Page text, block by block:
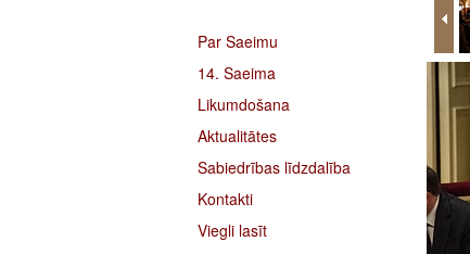
Par Saeimu
14. Saeima
Likumdošana
Aktualitātes
Sabiedrības līdzdalība
Kontakti
Viegli lasīt